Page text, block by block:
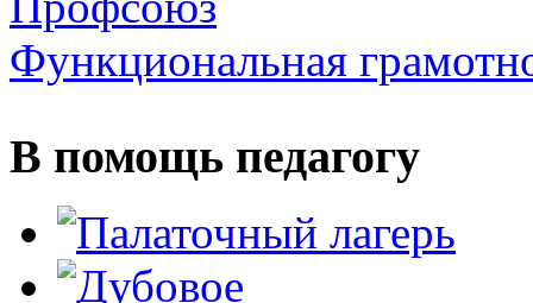
Функциональная
В помощь педагогу